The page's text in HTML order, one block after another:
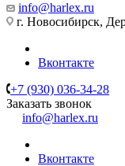
info@harlex.ru
г. Новосибирск,
Вконтакте
+7 (930) 036-34-28
Заказать звонок
info@harlex.ru
Вконтакте